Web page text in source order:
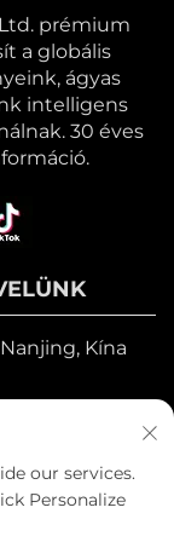
vízfogyasztás
alváshoz
a
prémium
a globális
ágyas
intelligens
30 éves
Kína
our services.
Personalize